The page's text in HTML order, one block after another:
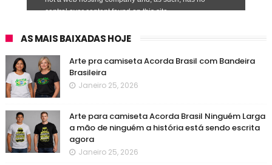
AS MAIS BAIXADAS HOJE
Arte pra camiseta Acorda Brasil com Bandeira
Brasileira
Janeiro 25, 2026
Arte para camiseta Acorda Brasil Ninguém Larga
a mão de ninguém a história está sendo escrita
agora
Janeiro 25, 2026